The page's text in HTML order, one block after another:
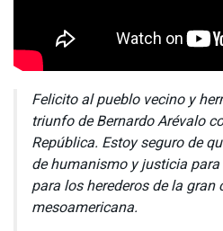
Felicito al pueblo vecino y
triunfo de Bernardo Arévalo
República. Estoy seguro de
de humanismo y justicia
para los herederos de la gran
mesoamericana.